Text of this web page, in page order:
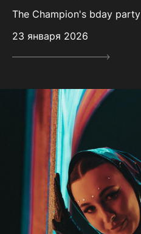
The Champion's bday party
23 января 2026